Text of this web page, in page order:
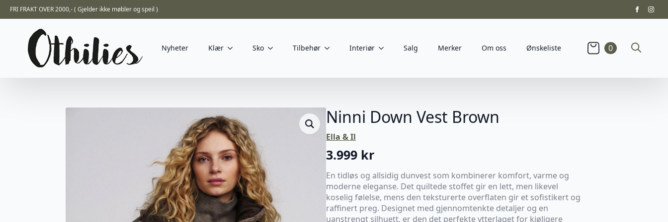
FRI FRAKT OVER 2000,- ( Gjelder ikke møbler og speil )
Nyheter Klær Sko Tilbehør Interiør Salg Merker Om oss Ønskeliste
0
for:
Ninni Down Vest Brown
Ella & Il
3.999 kr
En tidløs og allsidig dunvest som kombinerer komfort, varme og
moderne eleganse. Det quiltede stoffet gir en lett, men likevel
koselig følelse, mens den teksturerte overflaten gir et sofistikert og
raffinert preg. Designet med gjennomtenkte detaljer og en
uanstrengt silhuett, er den det perfekte ytterlaget for kjøligere